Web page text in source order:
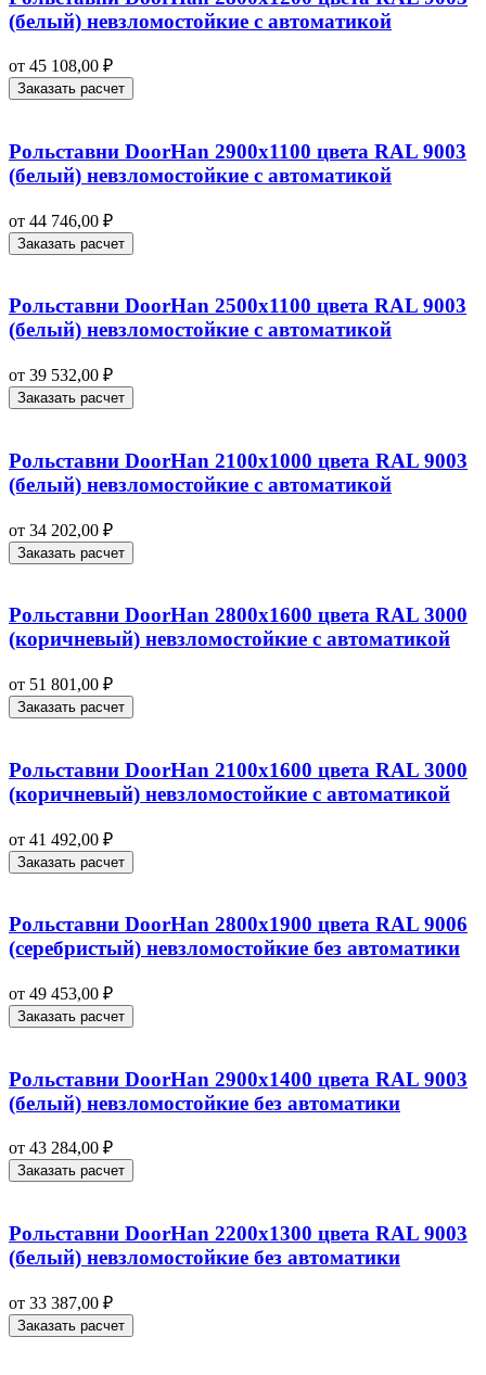
(белый) невзломостойкие с автоматикой
от 45 108,00 ₽
Заказать расчет
Рольставни DoorHan 2900х1100 цвета RAL 9003
(белый) невзломостойкие с автоматикой
от 44 746,00 ₽
Заказать расчет
Рольставни DoorHan 2500х1100 цвета RAL 9003
(белый) невзломостойкие с автоматикой
от 39 532,00 ₽
Заказать расчет
Рольставни DoorHan 2100х1000 цвета RAL 9003
(белый) невзломостойкие с автоматикой
от 34 202,00 ₽
Заказать расчет
Рольставни DoorHan 2800х1600 цвета RAL 3000
(коричневый) невзломостойкие с автоматикой
от 51 801,00 ₽
Заказать расчет
Рольставни DoorHan 2100х1600 цвета RAL 3000
(коричневый) невзломостойкие с автоматикой
от 41 492,00 ₽
Заказать расчет
Рольставни DoorHan 2800х1900 цвета RAL 9006
(серебристый) невзломостойкие без автоматики
от 49 453,00 ₽
Заказать расчет
Рольставни DoorHan 2900х1400 цвета RAL 9003
(белый) невзломостойкие без автоматики
от 43 284,00 ₽
Заказать расчет
Рольставни DoorHan 2200х1300 цвета RAL 9003
(белый) невзломостойкие без автоматики
от 33 387,00 ₽
Заказать расчет